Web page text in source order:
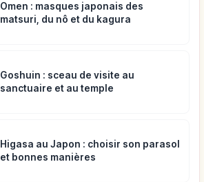
Omen : masques japonais des
matsuri, du nô et du kagura
Goshuin : sceau de visite au
sanctuaire et au temple
Higasa au Japon : choisir son parasol
et bonnes manières